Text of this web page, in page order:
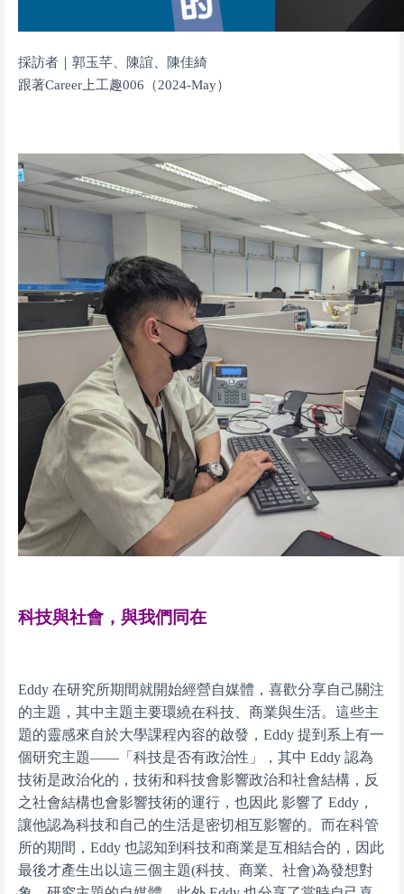
採訪者｜郭玉芊、陳誼、陳佳綺
跟著Career上工趣006（2024-May）
科技與社會，與我們同在
Eddy 在研究所期間就開始經營自媒體，喜歡分享自己關注
的主題，其中主題主要環繞在科技、商業與生活。這些主
題的靈感來自於大學課程內容的啟發，Eddy 提到系上有一
個研究主題——「科技是否有政治性」，其中 Eddy 認為
技術是政治化的，技術和科技會影響政治和社會結構，反
之社會結構也會影響技術的運行，也因此 影響了 Eddy，
讓他認為科技和自己的生活是密切相互影響的。而在科管
所的期間，Eddy 也認知到科技和商業是互相結合的，因此
最後才產生出以這三個主題(科技、商業、社會)為發想對